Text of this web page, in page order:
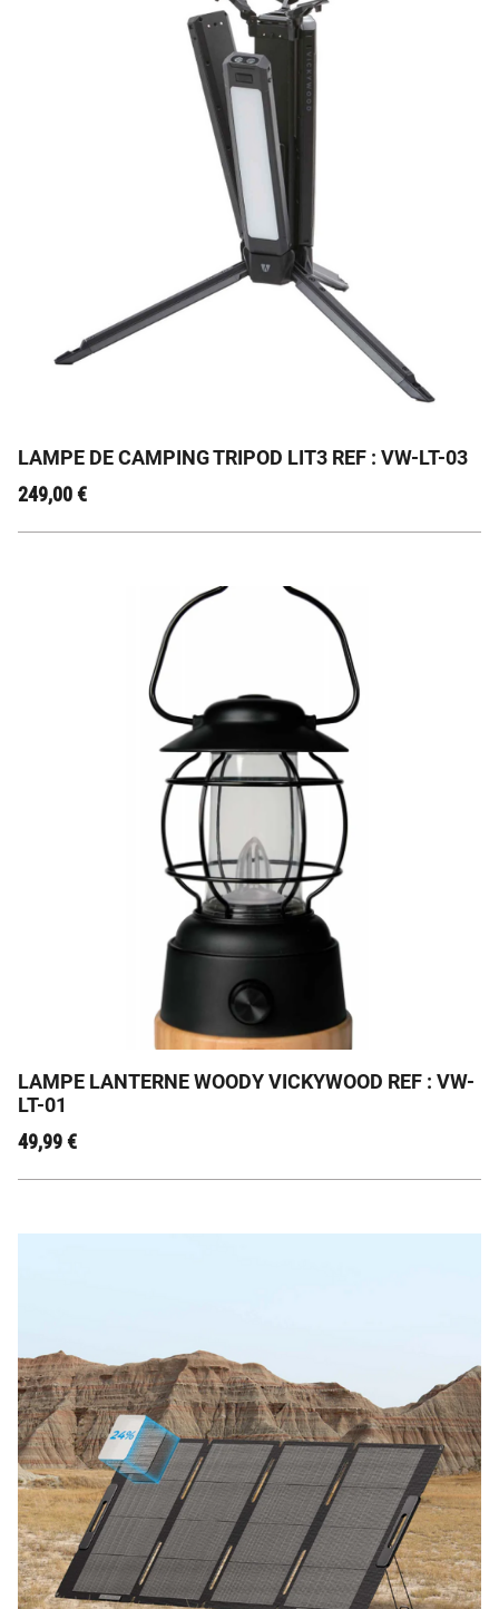
Lampe de camping et de travail LIT3 TRIPOD grande
LAMPE DE CAMPING TRIPOD LIT3 REF : VW-LT-03
249,00€
Notre lampe de camping WOODY LANTERN : une
esthétique éprouvée, une capacité de batterie encore
LAMPE LANTERNE WOODY VICKYWOOD REF : VW-
LT-01
49,99€